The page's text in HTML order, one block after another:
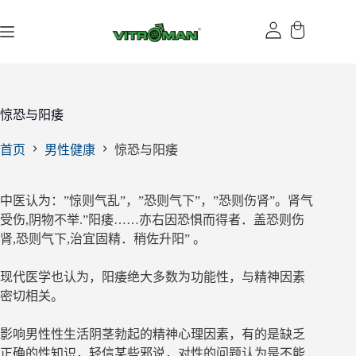
过
惊恐与阳痿
首页 男性健康 惊恐与阳痿
中医认为：”惊则气乱”，”恐则气下”，”恐则伤肾”。肾气
受伤,阴物不举.”阳痿……亦右因恐惧而得者．盖恐则伤
肾,恐则气下,治宜固精．稍佐升阳” 。
现代医学也认为，阳痿绝大多数为功能性，与精神因素
密切相关。
影响男性性生活阴茎勃起的精神心理因素，有的是缺乏
正确的性知识，轻信某些邪说，对性的问题认为是不能